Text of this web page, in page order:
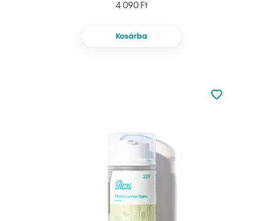
4 090 Ft
Kosárba
Nincsen
Hozzáadás